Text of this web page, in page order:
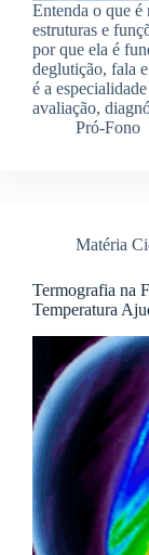
Entenda o que
estruturas e
por que ela é
deglutição, fala
é a
avaliação,
Pró-Fono
Matéria
Termografia na
Temperatura